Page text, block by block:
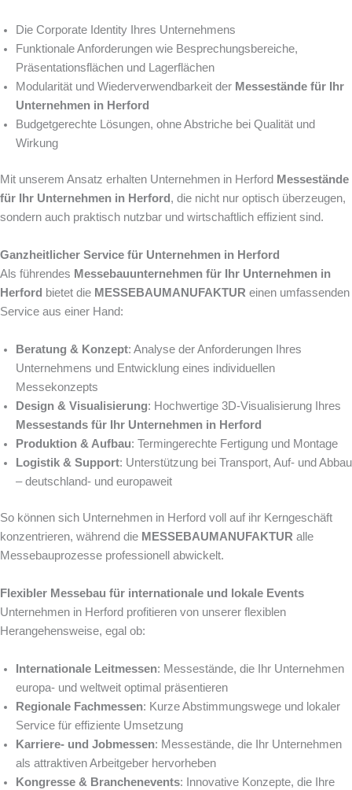
Die Corporate Identity Ihres Unternehmens
Funktionale Anforderungen wie Besprechungsbereiche,
Präsentationsflächen und Lagerflächen
Modularität und Wiederverwendbarkeit der Messestände für Ihr
Unternehmen in Herford
Budgetgerechte Lösungen, ohne Abstriche bei Qualität und
Wirkung
Mit unserem Ansatz erhalten Unternehmen in Herford Messestände
für Ihr Unternehmen in Herford , die nicht nur optisch überzeugen,
sondern auch praktisch nutzbar und wirtschaftlich effizient sind.
Ganzheitlicher Service für Unternehmen in Herford
Als führendes Messebauunternehmen für Ihr Unternehmen in
Herford bietet die MESSEBAUMANUFAKTUR einen umfassenden
Service aus einer Hand:
Beratung & Konzept: Analyse der Anforderungen Ihres
Unternehmens und Entwicklung eines individuellen
Messekonzepts
Design & Visualisierung: Hochwertige 3D-Visualisierung Ihres
Messestands für Ihr Unternehmen in Herford
Produktion & Aufbau: Termingerechte Fertigung und Montage
Logistik & Support: Unterstützung bei Transport, Auf- und Abbau
– deutschland- und europaweit
So können sich Unternehmen in Herford voll auf ihr Kerngeschäft
konzentrieren, während die MESSEBAUMANUFAKTUR alle
Messebauprozesse professionell abwickelt.
Flexibler Messebau für internationale und lokale Events
Unternehmen in Herford profitieren von unserer flexiblen
Herangehensweise, egal ob:
Internationale Leitmessen: Messestände, die Ihr Unternehmen
europa- und weltweit optimal präsentieren
Regionale Fachmessen: Kurze Abstimmungswege und lokaler
Service für effiziente Umsetzung
Karriere- und Jobmessen: Messestände, die Ihr Unternehmen
als attraktiven Arbeitgeber hervorheben
Kongresse & Branchenevents: Innovative Konzepte, die Ihre